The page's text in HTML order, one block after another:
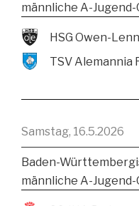
männliche A-Jugend-
HSG Owen-
Samstag, 16.5.2026
Baden-
männliche A-Jugend-